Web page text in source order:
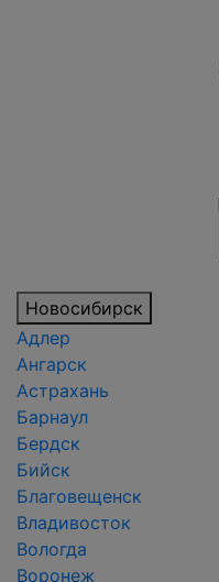
Новосибирск
Адлер
Ангарск
Астрахань
Барнаул
Бердск
Бийск
Благовещенск
Владивосток
Вологда
Воронеж